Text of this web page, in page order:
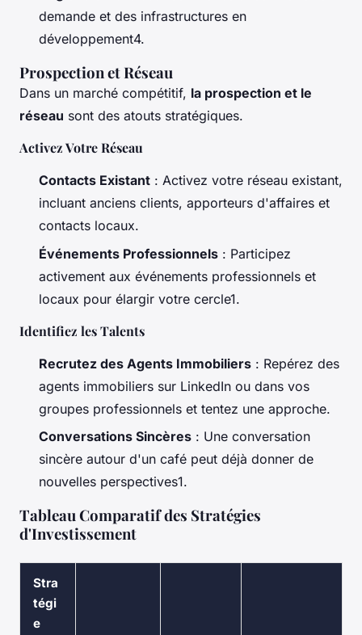
demande et des infrastructures en
développement4.
Prospection et Réseau
Dans un marché compétitif, la prospection et le
réseau sont des atouts stratégiques.
Activez Votre Réseau
Contacts Existant : Activez votre réseau existant,
incluant anciens clients, apporteurs d'affaires et
contacts locaux.
Événements Professionnels : Participez
activement aux événements professionnels et
locaux pour élargir votre cercle1.
Identifiez les Talents
Recrutez des Agents Immobiliers : Repérez des
agents immobiliers sur LinkedIn ou dans vos
groupes professionnels et tentez une approche.
Conversations Sincères : Une conversation
sincère autour d'un café peut déjà donner de
nouvelles perspectives1.
Tableau Comparatif des Stratégies
d'Investissement
Stra
tégi
e